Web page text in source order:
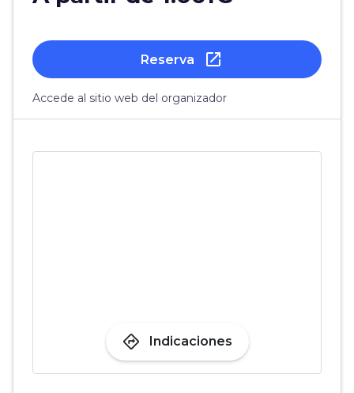
Reserva open_in_new
Accede al sitio web del organizador
directions Indicaciones